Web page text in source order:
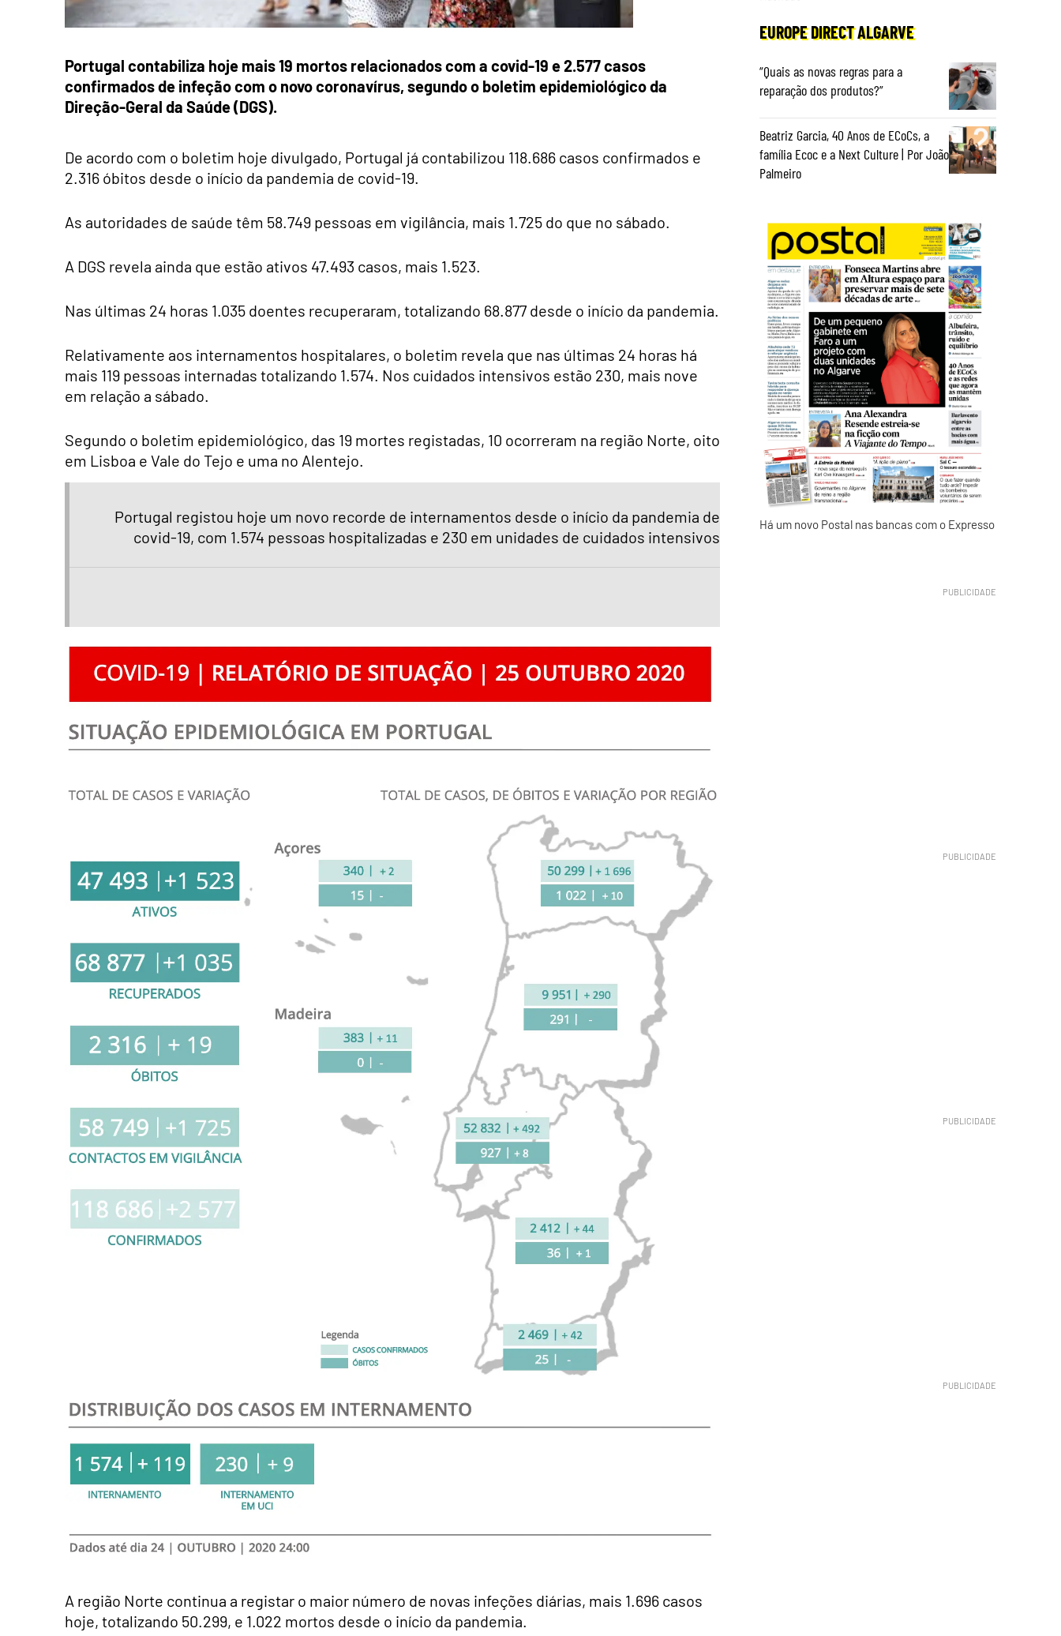
Portugal contabiliza hoje mais 19 mortos relacionados com a covid-19 e 2.577 casos
confirmados de infeção com o novo coronavírus, segundo o boletim epidemiológico da
Direção-Geral da Saúde (DGS).
De acordo com o boletim hoje divulgado, Portugal já contabilizou 118.686 casos confirmados e
2.316 óbitos desde o início da pandemia de covid-19.
As autoridades de saúde têm 58.749 pessoas em vigilância, mais 1.725 do que no sábado.
A DGS revela ainda que estão ativos 47.493 casos, mais 1.523.
Nas últimas 24 horas 1.035 doentes recuperaram, totalizando 68.877 desde o início da pandemia.
Relativamente aos internamentos hospitalares, o boletim revela que nas últimas 24 horas há
mais 119 pessoas internadas totalizando 1.574. Nos cuidados intensivos estão 230, mais nove
em relação a sábado.
Segundo o boletim epidemiológico, das 19 mortes registadas, 10 ocorreram na região Norte, oito
em Lisboa e Vale do Tejo e uma no Alentejo.
Portugal registou hoje um novo recorde de internamentos desde o início da pandemia de
covid-19, com 1.574 pessoas hospitalizadas e 230 em unidades de cuidados intensivos
A região Norte continua a registar o maior número de novas infeções diárias, mais 1.696 casos
hoje, totalizando 50.299, e 1.022 mortos desde o início da pandemia.
EUROPE DIRECT ALGARVE
“Quais as novas regras para a
reparação dos produtos?”
Beatriz Garcia, 40 Anos de ECoCs, a
família Ecoc e a Next Culture | Por João
Palmeiro
Há um novo Postal nas bancas com o Expresso